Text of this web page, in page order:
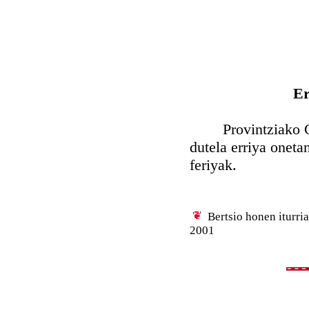
Provintziako
dutela erriya
feriyak.
Bertsio honen
2001